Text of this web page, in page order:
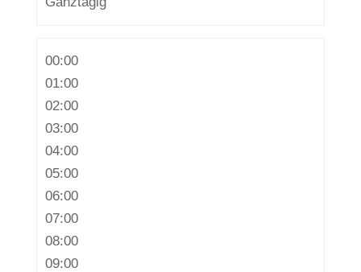
00:00
01:00
02:00
03:00
04:00
05:00
06:00
07:00
08:00
09:00